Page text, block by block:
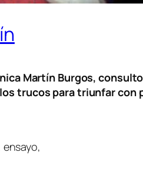
Martín Burgos,
trucos para triunfar con